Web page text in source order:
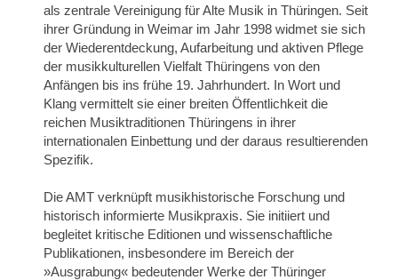
als zentrale Vereinigung für Alte Musik in Thüringen. Seit
ihrer Gründung in Weimar im Jahr 1998 widmet sie sich
der Wiederentdeckung, Aufarbeitung und aktiven Pflege
der musikkulturellen Vielfalt Thüringens von den
Anfängen bis ins frühe 19. Jahrhundert. In Wort und
Klang vermittelt sie einer breiten Öffentlichkeit die
reichen Musiktraditionen Thüringens in ihrer
internationalen Einbettung und der daraus resultierenden
Spezifik.
Die AMT verknüpft musikhistorische Forschung und
historisch informierte Musikpraxis. Sie initiiert und
begleitet kritische Editionen und wissenschaftliche
Publikationen, insbesondere im Bereich der
»Ausgrabung« bedeutender Werke der Thüringer